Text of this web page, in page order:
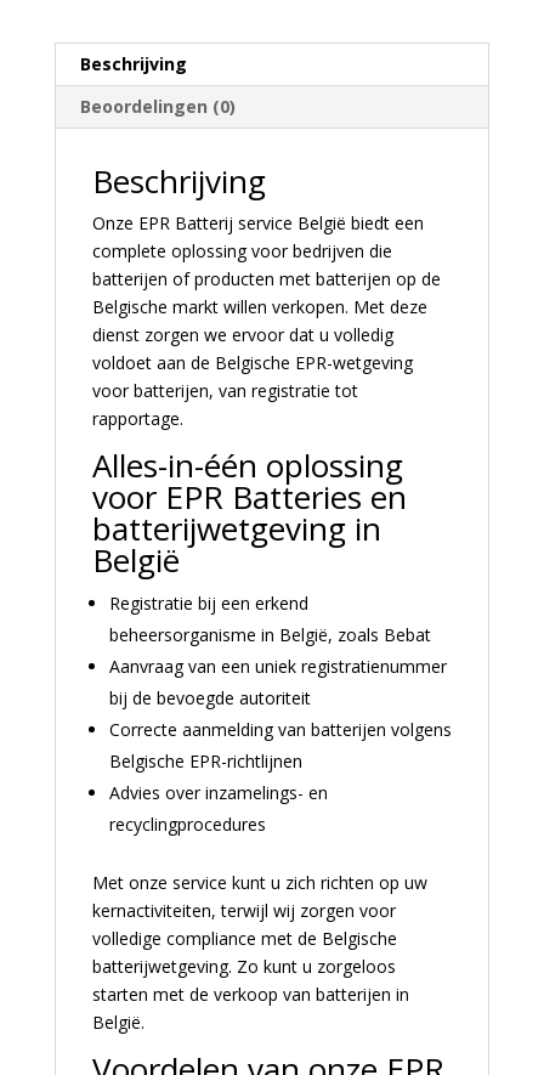
Beschrijving
Beoordelingen (0)
Beschrijving
Onze EPR Batterij service België biedt een
complete oplossing voor bedrijven die
batterijen of producten met batterijen op de
Belgische markt willen verkopen. Met deze
dienst zorgen we ervoor dat u volledig
voldoet aan de Belgische EPR-wetgeving
voor batterijen, van registratie tot
rapportage.
Alles-in-één oplossing
voor EPR Batteries en
batterijwetgeving in
België
Registratie bij een erkend
beheersorganisme in België, zoals Bebat
Aanvraag van een uniek registratienummer
bij de bevoegde autoriteit
Correcte aanmelding van batterijen volgens
Belgische EPR-richtlijnen
Advies over inzamelings- en
recyclingprocedures
Met onze service kunt u zich richten op uw
kernactiviteiten, terwijl wij zorgen voor
volledige compliance met de Belgische
batterijwetgeving. Zo kunt u zorgeloos
starten met de verkoop van batterijen in
België.